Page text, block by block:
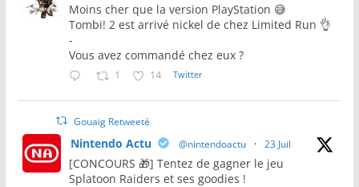
Moins cher que la version PlayStation 😅
Tombi! 2 est arrivé nickel de chez Limited Run 👌
-
Vous avez commandé chez eux ?
1 14 Twitter
Gouaig Retweeté
Nintendo Actu @nintendoactu · 23 Juil
[CONCOURS 🎁] Tentez de gagner le jeu
Splatoon Raiders et ses goodies !